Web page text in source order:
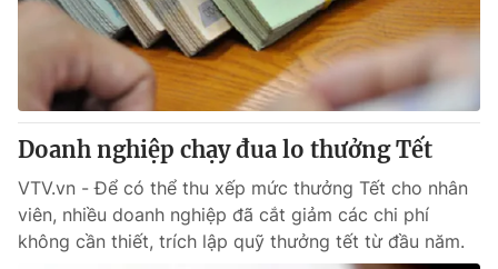
Thị trường 24h Tấm lòng Việt
VTV4 Vươn mình bằng AI
Liên hệ tòa soạn English
Doanh nghiệp chạy đua lo thưởng Tết
VTV.vn - Để có thể thu xếp mức thưởng Tết cho nhân
viên, nhiều doanh nghiệp đã cắt giảm các chi phí
không cần thiết, trích lập quỹ thưởng tết từ đầu năm.